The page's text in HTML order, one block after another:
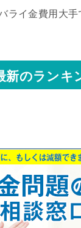
イ金費用大手
のランキ